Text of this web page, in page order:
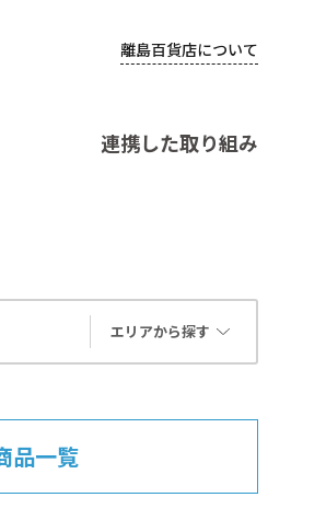
離島百貨店について
連携した取り組み
エリアから探す
品一覧